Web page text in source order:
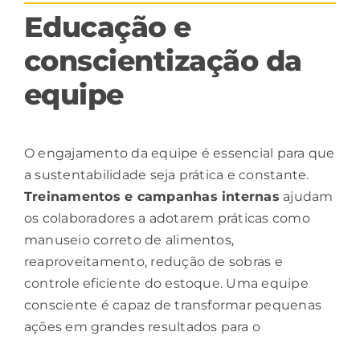
Educação e
conscientização da
equipe
O engajamento da equipe é essencial para que
a sustentabilidade seja prática e constante.
Treinamentos e campanhas internas ajudam
os colaboradores a adotarem práticas como
manuseio correto de alimentos,
reaproveitamento, redução de sobras e
controle eficiente do estoque. Uma equipe
consciente é capaz de transformar pequenas
ações em grandes resultados para o